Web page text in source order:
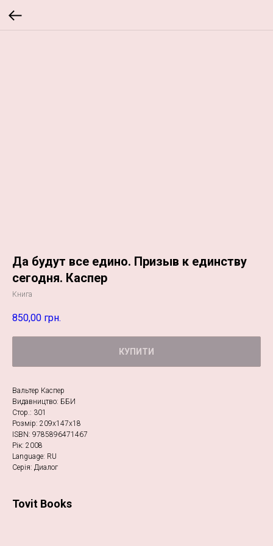
Да будут все едино. Призыв к единству
сегодня. Каспер
Книга
850,00 грн.
КУПИТИ
Вальтер Каспер
Видавництво: ББИ
Стор.: 301
Розмір: 209х147х18
ISBN: 9785896471467
Рік: 2008
Language: RU
Серія: Диалог
Tovit Books